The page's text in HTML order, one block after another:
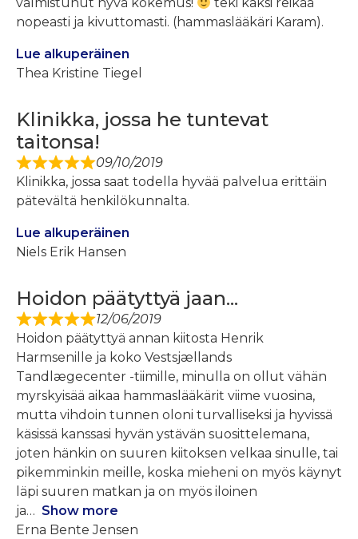
nopeasti ja kivuttomasti. (hammaslääkäri Karam).
Lue alkuperäinen
Thea Kristine Tiegel
Klinikka, jossa he tuntevat
taitonsa!
09/10/2019
Klinikka, jossa saat todella hyvää palvelua erittäin
pätevältä henkilökunnalta.
Lue alkuperäinen
Niels Erik Hansen
Hoidon päätyttyä jaan...
12/06/2019
Hoidon päätyttyä annan kiitosta Henrik
Harmsenille ja koko Vestsjællands
Tandlægecenter -tiimille, minulla on ollut vähän
myrskyisää aikaa hammaslääkärit viime vuosina,
mutta vihdoin tunnen oloni turvalliseksi ja hyvissä
käsissä kanssasi hyvän ystävän suosittelemana,
joten hänkin on suuren kiitoksen velkaa sinulle, tai
pikemminkin meille, koska mieheni on myös käynyt
läpi suuren matkan ja on myös iloinen
ja
Show more
Erna Bente Jensen